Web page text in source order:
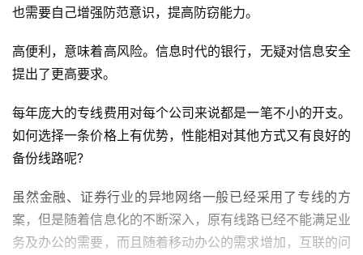
也需要自己增强防范意识，提高防窃能力。
高便利，意味着高风险。信息时代的银行，无疑对信息安全
提出了更高要求。
每年庞大的专线费用对每个公司来说都是一笔不小的开支。
如何选择一条价格上有优势，性能相对其他方式又有良好的
备份线路呢?
虽然金融、证券行业的异地网络一般已经采用了专线的方
案，但是随着信息化的不断深入，原有线路已经不能满足业
务及办公的需要，而且随着移动办公的需求增加，互联的问